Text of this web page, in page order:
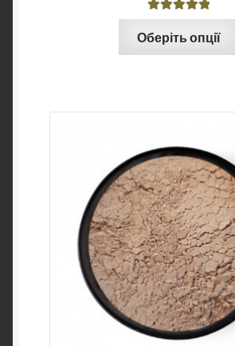
Оцінено в
5.00з 5
Оберіть опції